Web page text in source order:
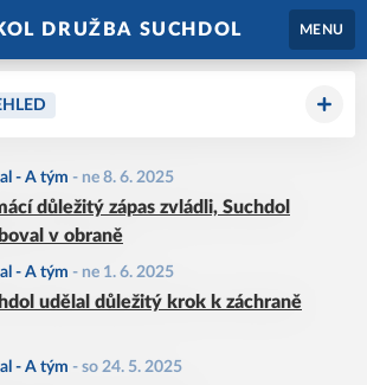
DRUŽBA SUCHDOL MENU
- A tým - ne 8. 6. 2025
důležitý zápas zvládli, Suchdol
v obraně
- A tým - ne 1. 6. 2025
udělal důležitý krok k záchraně
- A tým - so 24. 5. 2025